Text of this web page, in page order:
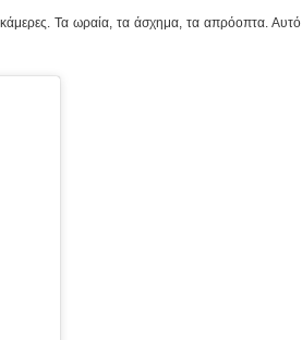
κάμερες. Τα ωραία, τα άσχημα, τα απρόοπτα. Αυτό